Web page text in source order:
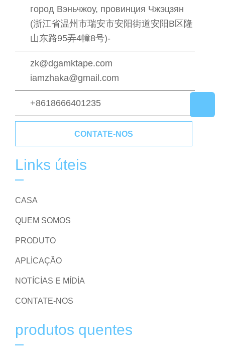
город Вэньчжоу, провинция Чжэцзян
(浙江省温州市瑞安市安阳街道安阳B区隆
山东路95弄4幢8号)-
zk@dgamktape.com
iamzhaka@gmail.com
+8618666401235
CONTATE-NOS
Links úteis
CASA
QUEM SOMOS
PRODUTO
APLICAÇÃO
NOTÍCIAS E MÍDIA
CONTATE-NOS
produtos quentes